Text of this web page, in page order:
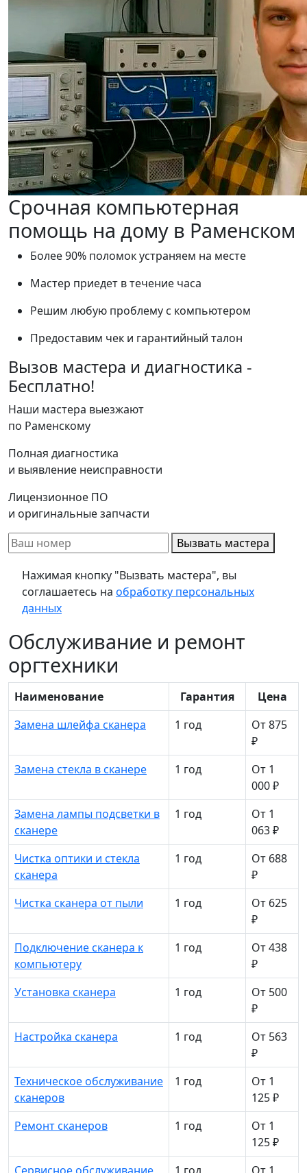
Срочная компьютерная
помощь на дому в Раменском
Более 90% поломок устраняем на месте
Мастер приедет в течение часа
Решим любую проблему с компьютером
Предоставим чек и гарантийный талон
Вызов мастера и диагностика -
Бесплатно!
Наши мастера выезжают
по Раменскому
Полная диагностика
и выявление неисправности
Лицензионное ПО
и оригинальные запчасти
Вызвать мастера
Нажимая кнопку "Вызвать мастера", вы
соглашаетесь на обработку персональных
данных
Обслуживание и ремонт
оргтехники
Наименование Гарантия
Цена
Замена шлейфа сканера
1 год
От 875
₽
Замена стекла в сканере
1 год
От 1
000 ₽
Замена лампы подсветки в
сканере
1 год
От 1
063 ₽
Чистка оптики и стекла
сканера
1 год
От 688
₽
Чистка сканера от пыли
1 год
От 625
₽
Подключение сканера к
компьютеру
1 год
От 438
₽
Установка сканера
1 год
От 500
₽
Настройка сканера
1 год
От 563
₽
Техническое обслуживание
сканеров
1 год
От 1
125 ₽
Ремонт сканеров
1 год
От 1
125 ₽